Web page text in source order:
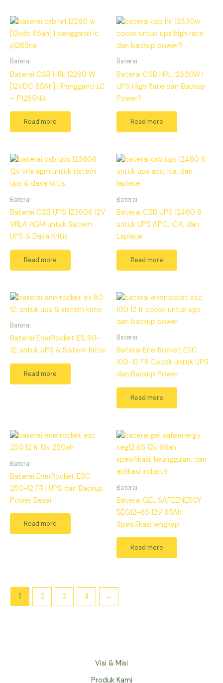
Baterai
Baterai CSB HRL 12280 W
[12VDC 65Ah] | Pengganti LC
– P1265NA
Read more
Baterai
Baterai CSB HRL 12330W |
UPS High Rate dan Backup
Power?
Read more
Baterai
Baterai CSB UPS 123606 12V
VRLA AGM untuk Sistem
UPS & Daya Kritis
Read more
Baterai
Baterai CSB UPS 12460 6
untuk UPS APC, ICA, dan
Laplace
Read more
Baterai
Baterai EnerRocket ES 80-
12: untuk UPS & Sistem Kritis
Read more
Baterai
Baterai EnerRocket ESC
100-12 FR Cocok untuk UPS
dan Backup Power
Read more
Baterai
Baterai EnerRocket ESC
250-12 FR | UPS dan Backup
Power Besar
Read more
Baterai
Baterai GEL SAFEENERGY
SEG12-65 12V 65Ah:
Spesifikasi lengkap
Read more
1 2 3 4 →
Visi & Misi
Produk Kami